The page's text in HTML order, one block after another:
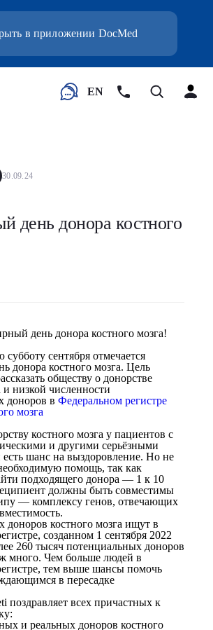
в приложении DocMed
EN
30.09.24
день донора костного
день донора костного мозга!
сентября отмечается
донора костного мозга. Цель
обществу о донорстве
и низкой численности
доноров в Федеральном регистре
мозга
костного мозга у пациентов с
и другими серьёзными
есть шанс на выздоровление. Но не
помощь, так как
подходящего донора — 1 к 10
должны быть совместимы
— комплексу генов, отвечающих
доноров костного мозга ищут в
созданном 1 сентября 2022
260 тысяч потенциальных доноров
много. Чем больше людей в
тем выше шансы помочь
в пересадке
поздравляет всех причастных к
и реальных доноров костного